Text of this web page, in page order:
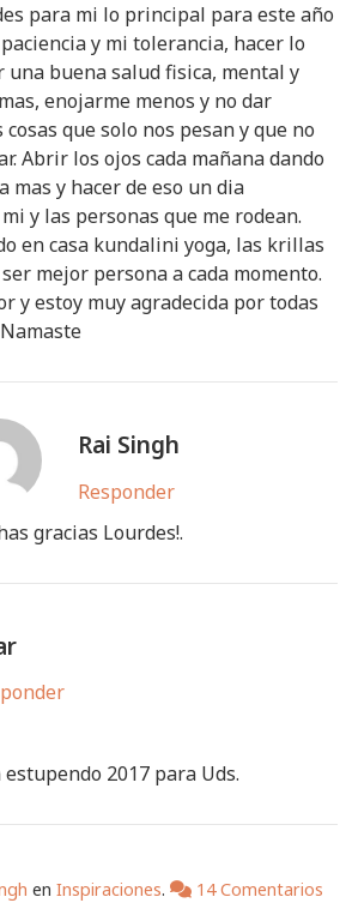
para mi lo principal para este año
y mi tolerancia, hacer lo
buena salud fisica, mental y
enojarme menos y no dar
que solo nos pesan y que no
Abrir los ojos cada mañana dando
mas y hacer de eso un dia
y las personas que me rodean.
en casa kundalini yoga, las krillas
mejor persona a cada momento.
y estoy muy agradecida por todas
Rai Singh
Responder
gracias Lourdes!.
2017 para Uds.
en Inspiraciones. 14 Comentarios